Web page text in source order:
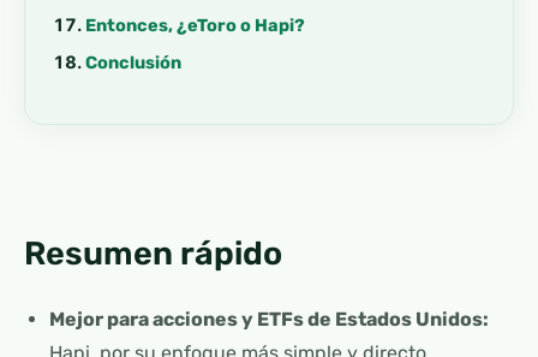
Entonces, ¿eToro o Hapi?
Conclusión
Resumen rápido
Mejor para acciones y ETFs de Estados Unidos:
Hapi, por su enfoque más simple y directo.